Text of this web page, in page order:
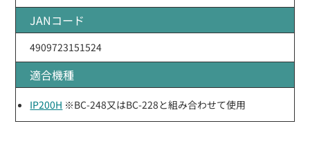
JANコード
4909723151524
適合機種
IP200H ※BC-248又はBC-228と組み合わせて使用